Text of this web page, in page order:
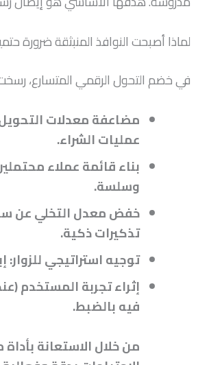
لماذا أصبحت النوافذ المنبثقة ضرورة
في خضم التحول الرقمي المتسارع، رسخت
مضاعفة معدلات
عمليات الشراء.
بناء قائمة عملاء
وسلسة.
خفض معدل التخلي عن
تذكيرات ذكية.
توجيه استراتيجي
إثراء تجربة المستخدم
فيه بالضبط.